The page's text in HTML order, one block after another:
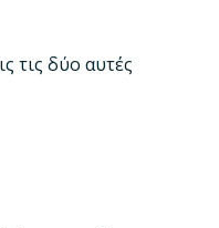
τις δύο αυτές